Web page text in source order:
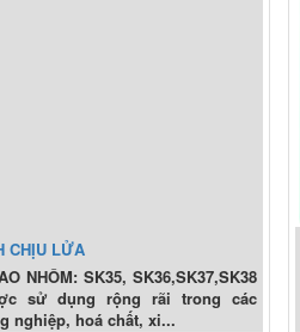
CHỊU LỬA
NHÔM: SK35, SK36,SK37,SK38
sử dụng rộng rãi trong các
nghiệp, hoá chất, xi...